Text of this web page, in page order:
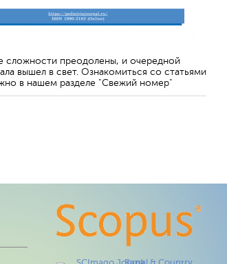
сложности преодолены, и очередной
вышел в свет. Ознакомиться со статьями
в нашем разделе "Свежий номер"